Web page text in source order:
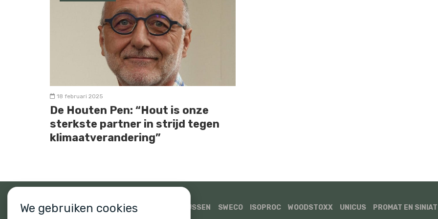
18 februari 2025
De Houten Pen: “Hout is onze
sterkste partner in strijd tegen
klimaatverandering”
SIDATI HOUTHANDEL PAULUSSEN SWECO ISOPROC WOODSTOXX UNICUS PROMAT EN SINIAT
We gebruiken cookies